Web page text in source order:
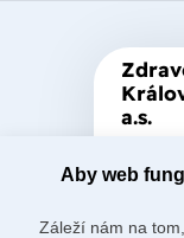
a.s.
Aby web
Záleží nám na